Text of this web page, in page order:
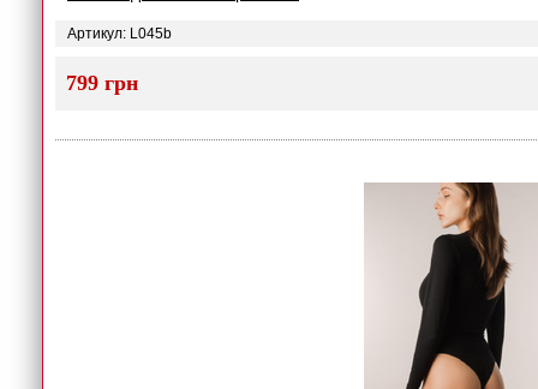
Артикул: L045b
799 грн